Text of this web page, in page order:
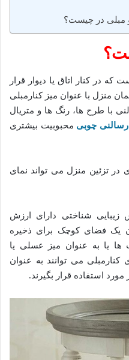
مبلی در چیست؟
در کنار اتاق یا دیوار قرار
منزل با عنوان میز کنارمبلی
با طرح ها، رنگ ها و متریال
چوبی محبوبیت بیشتری
تزئین منزل می تواند نمای
زیبایی شناختی دارای ارزش
یک فضای کوچک برای ذخیره
یا به عنوان میز عسلی یا
می توانند به عنوان
مورد استفاده قرار بگیرند.